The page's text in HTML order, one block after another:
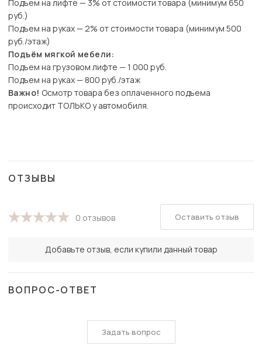
Подъем на лифте — 3% от стоимости товара (минимум 650
руб.)
Подъем на руках — 2% от стоимости товара (минимум 500
руб./этаж)
Подъём мягкой мебели:
Подъем на грузовом лифте — 1 000 руб.
Подъем на руках — 800 руб./этаж
Важно! Осмотр товара без оплаченного подъема
происходит ТОЛЬКО у автомобиля.
ОТЗЫВЫ
0 отзывов
Добавьте отзыв, если купили данный товар
Оставить отзыв
ВОПРОС-ОТВЕТ
Задать вопрос